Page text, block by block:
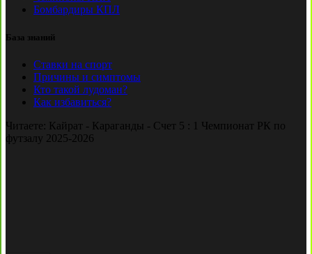
Бомбардиры КПЛ
База знаний
Ставки на спорт
Причины и симптомы
Кто такой лудоман?
Как избавиться?
Читаете: Кайрат - Караганды - Счет 5 : 1 Чемпионат РК по
футзалу 2025-2026